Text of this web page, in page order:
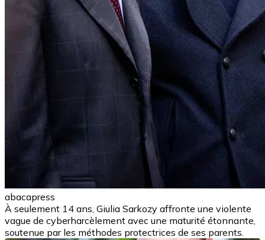
abacapress
À seulement 14 ans, Giulia Sarkozy affronte une violente
vague de cyberharcèlement avec une maturité étonnante,
soutenue par les méthodes protectrices de ses parents.